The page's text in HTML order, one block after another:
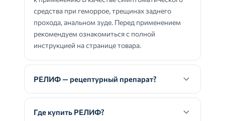
средства при геморрое, трещинах заднего
прохода, анальном зуде. Перед применением
рекомендуем ознакомиться с полной
инструкцией на странице товара.
РЕЛИФ — рецептурный препарат?
Где купить РЕЛИФ?